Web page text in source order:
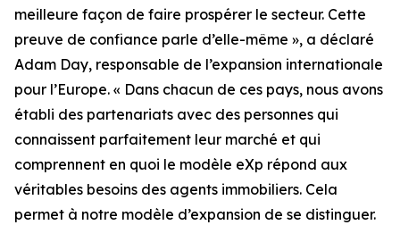
meilleure façon de faire prospérer le secteur. Cette
preuve de confiance parle d’elle-même », a déclaré
Adam Day, responsable de l’expansion internationale
pour l’Europe. « Dans chacun de ces pays, nous avons
établi des partenariats avec des personnes qui
connaissent parfaitement leur marché et qui
comprennent en quoi le modèle eXp répond aux
véritables besoins des agents immobiliers. Cela
permet à notre modèle d’expansion de se distinguer.